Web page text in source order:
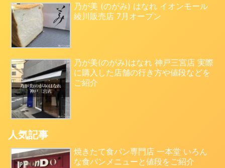
乃が美 (のがみ) はなれ イオンモール
綾川販売店 7月オープン
乃が美(のがみ)はなれ 神戸三宮店 実際
に購入した店舗の行き方や値段などを
ご紹介
人気記事
焼きたて食パン専門店 一本堂 いろん
な食パンメニューと値段をご紹介